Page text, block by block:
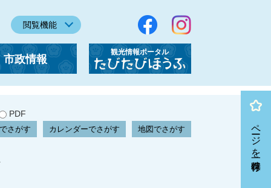
閲覧機能
市政情報
観光情報ポータル
「たびたびほうふ」
PDF
さがす カレンダーでさがす 地図でさがす ページを一時保存